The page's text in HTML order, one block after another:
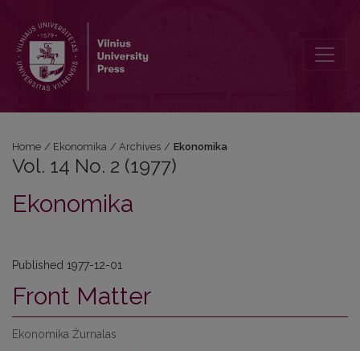
Home / Ekonomika / Archives / Ekonomika
Vol. 14 No. 2 (1977)
Ekonomika
Published 1977-12-01
Front Matter
Ekonomika Žurnalas